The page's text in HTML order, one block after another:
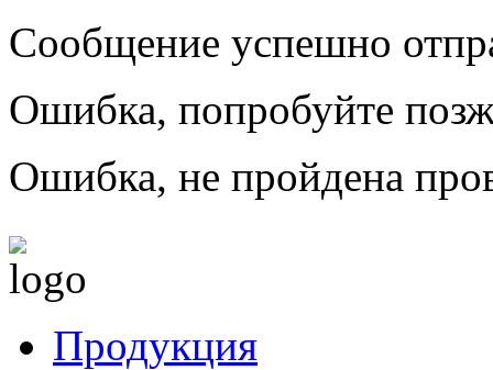
Сообщение успешно
Ошибка, попробуйте
Ошибка, не пройдена
Продукция